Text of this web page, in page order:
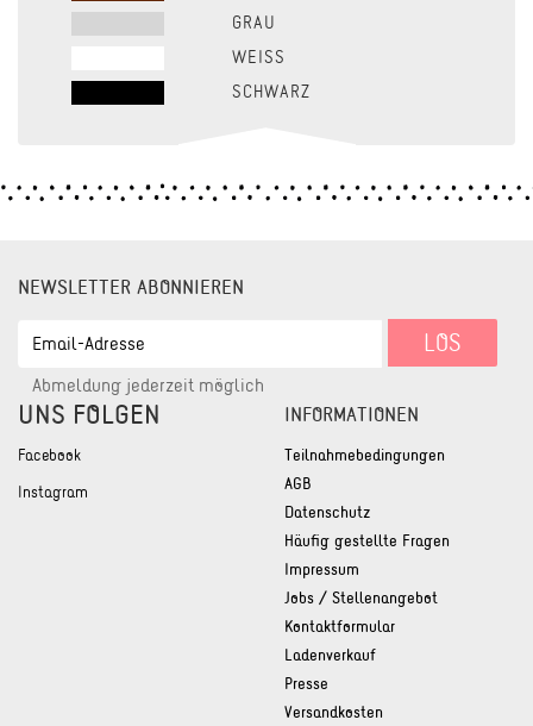
GRAU
WEISS
SCHWARZ
NEWSLETTER ABONNIEREN
ADRESSE
LOS
Abmeldung jederzeit möglich
UNS FOLGEN
Facebook
Instagram
INFORMATIONEN
Teilnahmebedingungen
AGB
Datenschutz
Häufig gestellte Fragen
Impressum
Jobs / Stellenangebot
Kontaktformular
Ladenverkauf
Presse
Versandkosten